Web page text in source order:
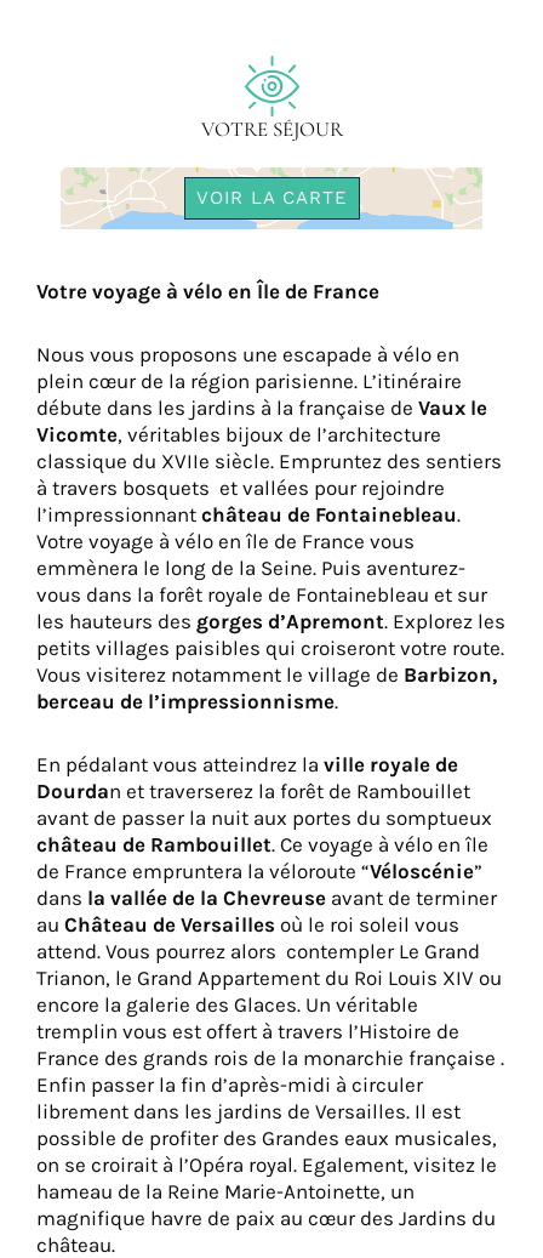
VOTRE SÉJOUR
VOIR LA CARTE
Votre voyage à vélo en Île de France
Nous vous proposons une escapade à vélo en
plein cœur de la région parisienne. L’itinéraire
débute dans les jardins à la française de Vaux le
Vicomte, véritables bijoux de l’architecture
classique du XVIIe siècle. Empruntez des sentiers
à travers bosquets et vallées pour rejoindre
l’impressionnant château de Fontainebleau.
Votre voyage à vélo en île de France vous
emmènera le long de la Seine. Puis aventurez-
vous dans la forêt royale de Fontainebleau et sur
les hauteurs des gorges d’Apremont. Explorez les
petits villages paisibles qui croiseront votre route.
Vous visiterez notamment le village de Barbizon,
berceau de l’impressionnisme.
En pédalant vous atteindrez la ville royale de
Dourdan et traverserez la forêt de Rambouillet
avant de passer la nuit aux portes du somptueux
château de Rambouillet. Ce voyage à vélo en île
de France empruntera la véloroute “Véloscénie”
dans la vallée de la Chevreuse avant de terminer
au Château de Versailles où le roi soleil vous
attend. Vous pourrez alors contempler Le Grand
Trianon, le Grand Appartement du Roi Louis XIV ou
encore la galerie des Glaces. Un véritable
tremplin vous est offert à travers l’Histoire de
France des grands rois de la monarchie française .
Enfin passer la fin d’après-midi à circuler
librement dans les jardins de Versailles. Il est
possible de profiter des Grandes eaux musicales,
on se croirait à l’Opéra royal. Egalement, visitez le
hameau de la Reine Marie-Antoinette, un
magnifique havre de paix au cœur des Jardins du
château.